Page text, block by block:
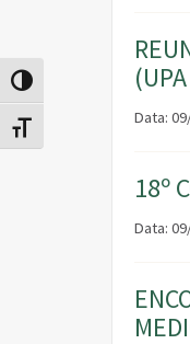
Alternar alto contraste
Alternar tamanho da fonte
Data:
18º
Data: